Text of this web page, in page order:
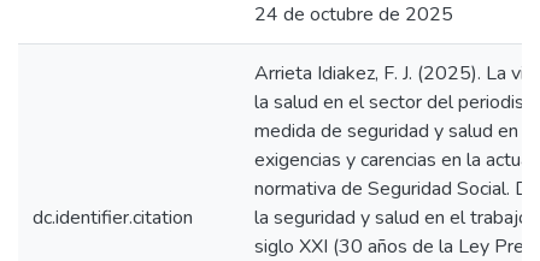
24 de octubre de 2025
dc.identifier.citation
Arrieta Idiakez, F. J. (2025). La
la salud en el sector del
medida de seguridad y salud en
exigencias y carencias en la actual
normativa de Seguridad Social.
la seguridad y salud en el trabajo
siglo XXI (30 años de la Ley